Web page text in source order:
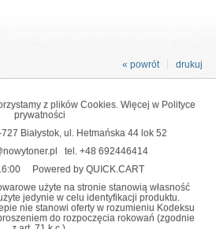
drukuj
« powrót
z plików Cookies. Więcej w Polityce
prywatności
Białystok, ul. Hetmańska 44 lok 52
tel. +48 692446414
16:00
Powered by QUICK.CART
użyte na stronie stanowią własność
jedynie w celu identyfikacji produktu.
nie stanowi oferty w rozumieniu Kodeksu
do rozpoczęcia rokowań (zgodnie